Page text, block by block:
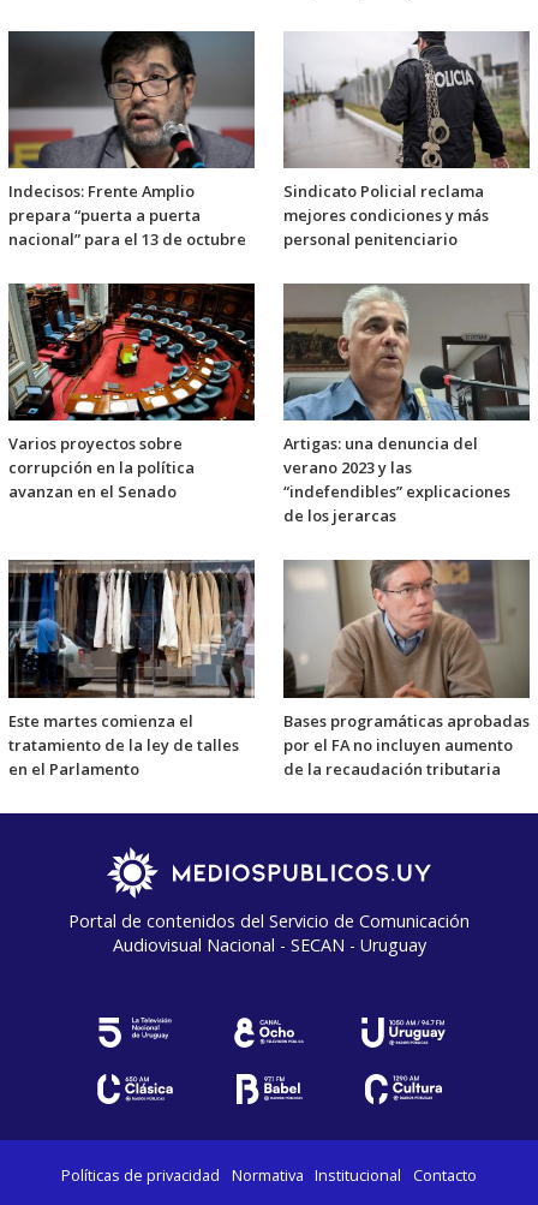
Indecisos: Frente Amplio
prepara “puerta a puerta
nacional” para el 13 de octubre
Sindicato Policial reclama
mejores condiciones y más
personal penitenciario
Varios proyectos sobre
corrupción en la política
avanzan en el Senado
Artigas: una denuncia del
verano 2023 y las
“indefendibles” explicaciones
de los jerarcas
Este martes comienza el
tratamiento de la ley de talles
en el Parlamento
Bases programáticas aprobadas
por el FA no incluyen aumento
de la recaudación tributaria
Portal de contenidos del Servicio de Comunicación
Audiovisual Nacional - SECAN - Uruguay
Políticas de privacidad Normativa Institucional Contacto